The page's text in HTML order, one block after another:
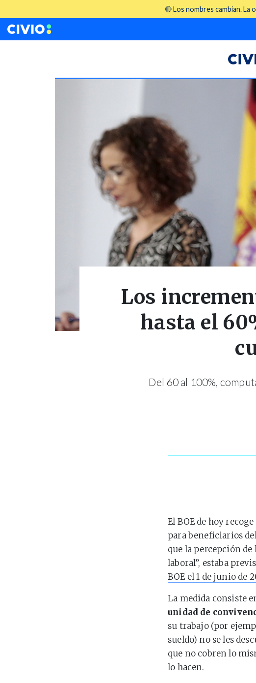
🔴 Los nombres cambian. La
Los
hasta el
Del 60 al 100%,
El BOE de hoy recoge
para beneficiarios
que la percepción
laboral”, estaba
BOE el 1 de junio de
La medida consiste
unidad de
su trabajo (por
sueldo) no se les
que no cobren lo
lo hacen.